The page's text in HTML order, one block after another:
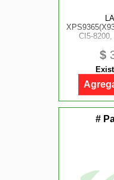
CI5-
$
#